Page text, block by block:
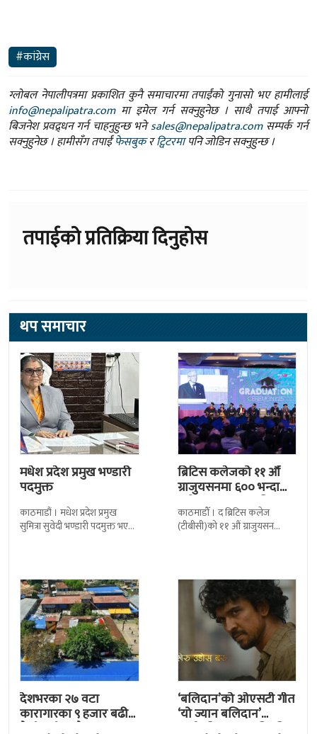
#कांग्रेस
ग्लोबल नेपालीपत्रमा प्रकाशित कुनै समाचारमा तपाईंको गुनासो भए हामीलाई
info@nepalipatra.comमा इमेल गर्न सक्नुहुनेछ । साथै तपाई आफ्नो
बिजनेश प्रवद्र्धन गर्न चाहनुहुन्छ भनेsales@nepalipatra.comसम्पर्क गर्न
सक्नुहुनेछ । हामीसँग तपाईंफेसबुकरट्विटरमापनि जोडिन सक्नुहुन्छ ।
तपाईको प्रतिक्रिया दिनुहोस
थप समाचार
मधेश प्रदेश प्रमुख भण्डारी
पदमुक्त
काठमाडौं । मधेश प्रदेश प्रमुख
सुमित्रा सुवेदी भण्डारी पदमुक्त भएकी
ब्रिटिस कलेजको ११ औँ
ग्राजुयसनमा ६०० भन्दा
बढी ग्राजुयट सम्मानित
काठमाडौँ । द ब्रिटिस कलेज
(टीबीसी)को ११ औं ग्राजुयसन
देशभरका २७ वटा
कारागारका ९ हजार बढी
कैदीबन्दी अझै फरार
‘बलिदान’को ओएसटी गीत
‘यो ज्यान बलिदान’
सार्वजनिक, मातृभूमिप्रति